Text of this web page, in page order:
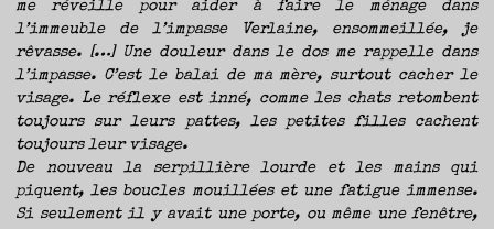
me réveille pour aider à faire le ménage dans
l’immeuble de l’impasse Verlaine, ensommeillée, je
rêvasse. […] Une douleur dans le dos me rappelle dans
l’impasse. C’est le balai de ma mère, surtout cacher le
visage. Le réflexe est inné, comme les chats retombent
toujours sur leurs pattes, les petites filles cachent
toujours leur visage.
De nouveau la serpillière lourde et les mains qui
piquent, les boucles mouillées et une fatigue immense.
Si seulement il y avait une porte, ou même une fenêtre,